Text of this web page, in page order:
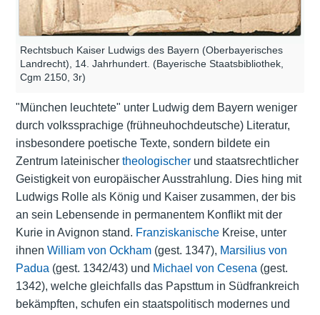
Rechtsbuch Kaiser Ludwigs des Bayern (Oberbayerisches
Landrecht), 14. Jahrhundert. (Bayerische Staatsbibliothek,
Cgm 2150, 3r)
"München leuchtete" unter Ludwig dem Bayern weniger
durch volkssprachige (frühneuhochdeutsche) Literatur,
insbesondere poetische Texte, sondern bildete ein
Zentrum lateinischer theologischerund staatsrechtlicher
Geistigkeit von europäischer Ausstrahlung. Dies hing mit
Ludwigs Rolle als König und Kaiser zusammen, der bis
an sein Lebensende in permanentem Konflikt mit der
Kurie in Avignon stand. FranziskanischeKreise, unter
ihnen William von Ockham(gest. 1347), Marsilius von
Padua (gest. 1342/43) und Michael von Cesena (gest.
1342), welche gleichfalls das Papsttum in Südfrankreich
bekämpften, schufen ein staatspolitisch modernes und